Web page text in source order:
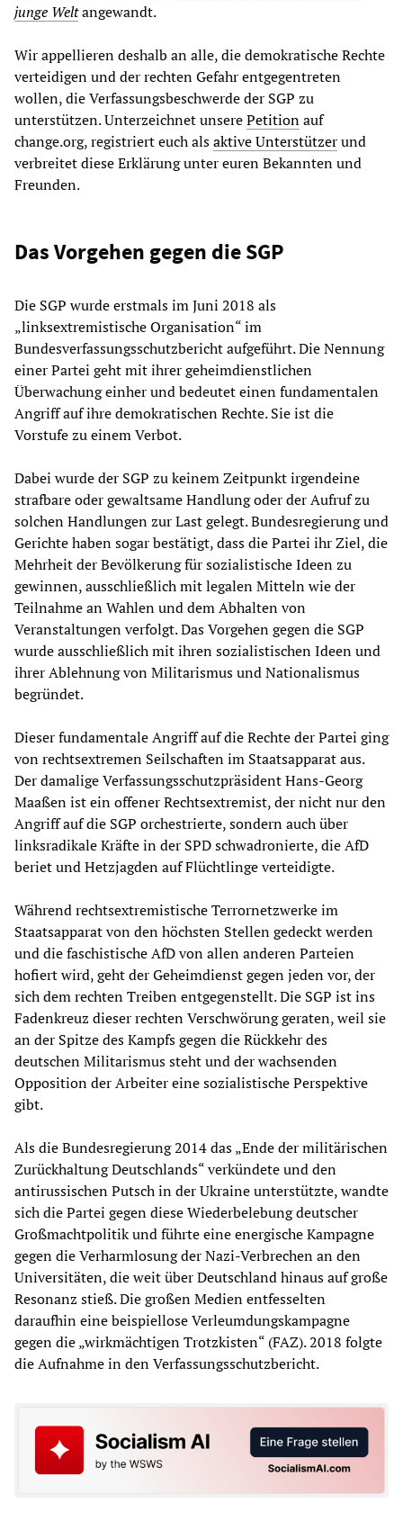
junge Weltangewandt.
Wir appellieren deshalb an alle, die demokratische Rechte
verteidigen und der rechten Gefahr entgegentreten
wollen, die Verfassungsbeschwerde der SGP zu
unterstützen. Unterzeichnet unserePetitionauf
change.org, registriert euch alsaktive Unterstützerund
verbreitet diese Erklärung unter euren Bekannten und
Freunden.
Das Vorgehen gegen die SGP
Die SGP wurde erstmals im Juni 2018 als
„linksextremistische Organisation“ im
Bundesverfassungsschutzbericht aufgeführt. Die Nennung
einer Partei geht mit ihrer geheimdienstlichen
Überwachung einher und bedeutet einen fundamentalen
Angriff auf ihre demokratischen Rechte. Sie ist die
Vorstufe zu einem Verbot.
Dabei wurde der SGP zu keinem Zeitpunkt irgendeine
strafbare oder gewaltsame Handlung oder der Aufruf zu
solchen Handlungen zur Last gelegt. Bundesregierung und
Gerichte haben sogar bestätigt, dass die Partei ihr Ziel, die
Mehrheit der Bevölkerung für sozialistische Ideen zu
gewinnen, ausschließlich mit legalen Mitteln wie der
Teilnahme an Wahlen und dem Abhalten von
Veranstaltungen verfolgt. Das Vorgehen gegen die SGP
wurde ausschließlich mit ihren sozialistischen Ideen und
ihrer Ablehnung von Militarismus und Nationalismus
begründet.
Dieser fundamentale Angriff auf die Rechte der Partei ging
von rechtsextremen Seilschaften im Staatsapparat aus.
Der damalige Verfassungsschutzpräsident Hans-Georg
Maaßen ist ein offener Rechtsextremist, der nicht nur den
Angriff auf die SGP orchestrierte, sondern auch über
linksradikale Kräfte in der SPD schwadronierte, die AfD
beriet und Hetzjagden auf Flüchtlinge verteidigte.
Während rechtsextremistische Terrornetzwerke im
Staatsapparat von den höchsten Stellen gedeckt werden
und die faschistische AfD von allen anderen Parteien
hofiert wird, geht der Geheimdienst gegen jeden vor, der
sich dem rechten Treiben entgegenstellt. Die SGP ist ins
Fadenkreuz dieser rechten Verschwörung geraten, weil sie
an der Spitze des Kampfs gegen die Rückkehr des
deutschen Militarismus steht und der wachsenden
Opposition der Arbeiter eine sozialistische Perspektive
gibt.
Als die Bundesregierung 2014 das „Ende der militärischen
Zurückhaltung Deutschlands“ verkündete und den
antirussischen Putsch in der Ukraine unterstützte, wandte
sich die Partei gegen diese Wiederbelebung deutscher
Großmachtpolitik und führte eine energische Kampagne
gegen die Verharmlosung der Nazi-Verbrechen an den
Universitäten, die weit über Deutschland hinaus auf große
Resonanz stieß. Die großen Medien entfesselten
daraufhin eine beispiellose Verleumdungskampagne
gegen die „wirkmächtigen Trotzkisten“ (FAZ). 2018 folgte
die Aufnahme in den Verfassungsschutzbericht.